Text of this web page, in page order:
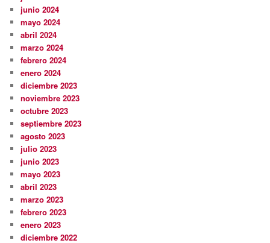
junio 2024
mayo 2024
abril 2024
marzo 2024
febrero 2024
enero 2024
diciembre 2023
noviembre 2023
octubre 2023
septiembre 2023
agosto 2023
julio 2023
junio 2023
mayo 2023
abril 2023
marzo 2023
febrero 2023
enero 2023
diciembre 2022